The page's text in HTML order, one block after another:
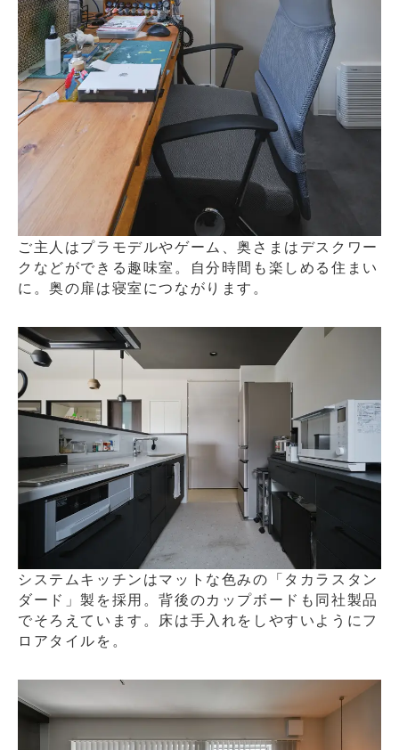
ご主人はプラモデルやゲーム、奥さまはデスクワー
クなどができる趣味室。自分時間も楽しめる住まい
に。奥の扉は寝室につながります。
システムキッチンはマットな色みの「タカラスタン
ダード」製を採用。背後のカップボードも同社製品
でそろえています。床は手入れをしやすいようにフ
ロアタイルを。